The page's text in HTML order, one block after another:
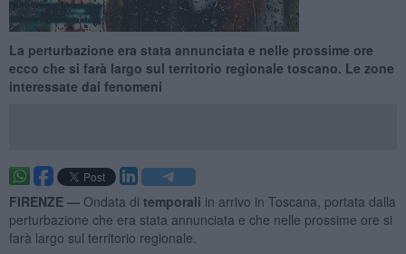
La perturbazione era stata annunciata e nelle prossime ore
ecco che si farà largo sul territorio regionale toscano. Le zone
interessate dai fenomeni
FIRENZE — Ondata di temporali in arrivo in Toscana, portata dalla
perturbazione che era stata annunciata e che nelle prossime ore si
farà largo sul territorio regionale.